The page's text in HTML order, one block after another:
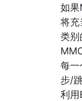
如
将充
类别
每一
步/
利用